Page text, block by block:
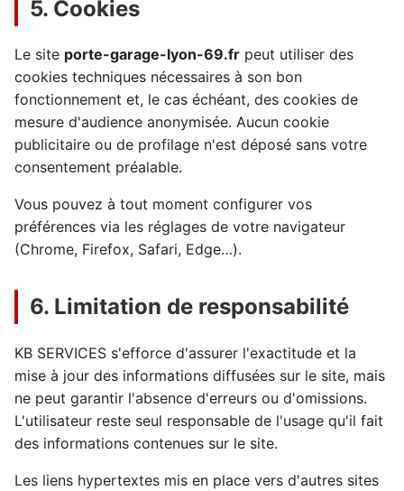
5. Cookies
Le site porte-garage-lyon-69.fr peut utiliser des
cookies techniques nécessaires à son bon
fonctionnement et, le cas échéant, des cookies de
mesure d'audience anonymisée. Aucun cookie
publicitaire ou de profilage n'est déposé sans votre
consentement préalable.
Vous pouvez à tout moment configurer vos
préférences via les réglages de votre navigateur
(Chrome, Firefox, Safari, Edge…).
6. Limitation de responsabilité
KB SERVICES s'efforce d'assurer l'exactitude et la
mise à jour des informations diffusées sur le site, mais
ne peut garantir l'absence d'erreurs ou d'omissions.
L'utilisateur reste seul responsable de l'usage qu'il fait
des informations contenues sur le site.
Les liens hypertextes mis en place vers d'autres sites